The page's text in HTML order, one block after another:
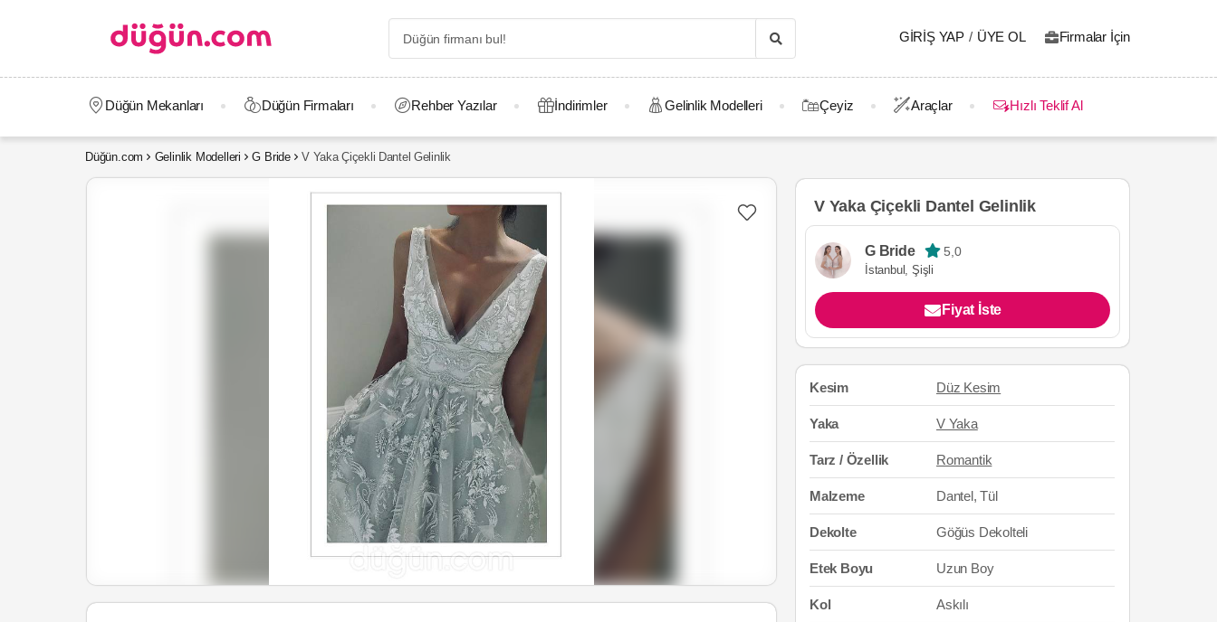
GIRIŞ YAP / ÜYE OL Firmalar İçin
Düğün Mekanları Düğün Firmaları Rehber Yazılar İndirimler Gelinlik Modelleri Çeyiz Araçlar Hızlı Teklif Al
Düğün.com Gelinlik Modelleri G Bride V Yaka Çiçekli Dantel Gelinlik
V Yaka Çiçekli Dantel Gelinlik
G Bride 5,0
İstanbul, Şişli
Fiyat İste
Kesim Düz Kesim
Yaka V Yaka
Tarz / Özellik Romantik
Malzeme Dantel, Tül
Dekolte Göğüs Dekolteli
Etek Boyu Uzun Boy
Kol Askılı